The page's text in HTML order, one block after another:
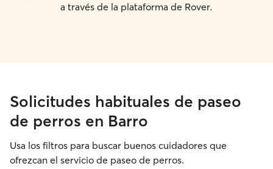
a través de la plataforma de Rover.
Solicitudes habituales de paseo
de perros en Barro
Usa los filtros para buscar buenos cuidadores que
ofrezcan el servicio de paseo de perros.